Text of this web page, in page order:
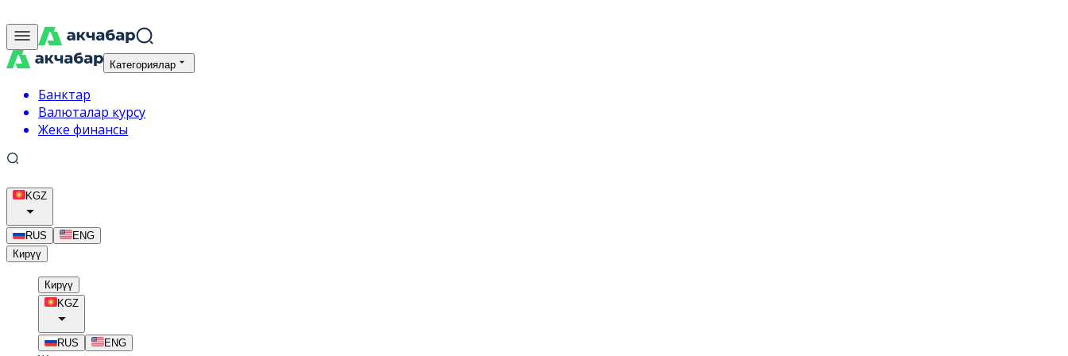
Категориялар
Банктар
Валюталар курсу
Жеке финансы
KGZ
RUS
ENG
Кирүү
Кирүү
KGZ
RUS ENG